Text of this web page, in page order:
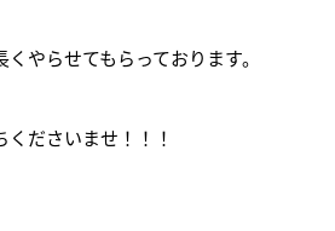
やらせてもらっております。
ださいませ！！！